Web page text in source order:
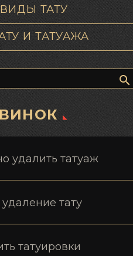
ТАТУ
И ТАТУАЖА
удалить татуаж
тату
татуировки